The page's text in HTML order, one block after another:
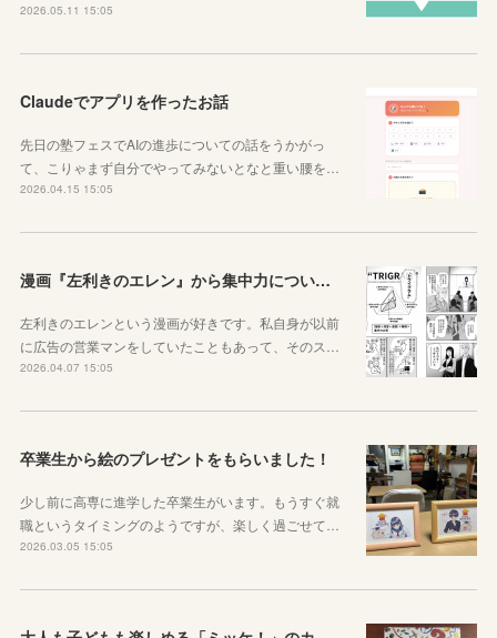
2026.05.11 15:05
Claudeでアプリを作ったお話
先日の塾フェスでAIの進歩についての話をうかがっ
て、こりゃまず自分でやってみないとなと重い腰を…
2026.04.15 15:05
漫画『左利きのエレン』から集中力について学ぼう
左利きのエレンという漫画が好きです。私自身が以前
に広告の営業マンをしていたこともあって、そのス…
2026.04.07 15:05
卒業生から絵のプレゼントをもらいました！
少し前に高専に進学した卒業生がいます。もうすぐ就
職というタイミングのようですが、楽しく過ごせて…
2026.03.05 15:05